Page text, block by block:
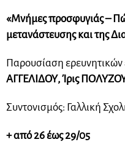
«Μνήμες προσφυγιάς –
μετανάστευσης και της
Παρουσίαση ερευνητικών
ΑΓΓΕΛΙΔΟΥ, Ίρις
Συντονισμός: Γαλλική
+ από 26 έως 29/05